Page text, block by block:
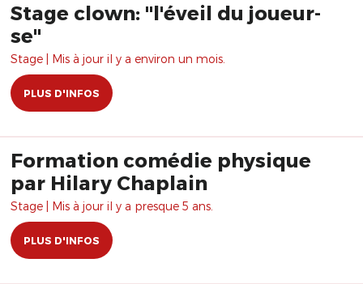
Stage clown: "l'éveil du joueur-
se"
Stage | Mis à jour il y a environ un mois.
PLUS D'INFOS
Formation comédie physique
par Hilary Chaplain
Stage | Mis à jour il y a presque 5 ans.
PLUS D'INFOS